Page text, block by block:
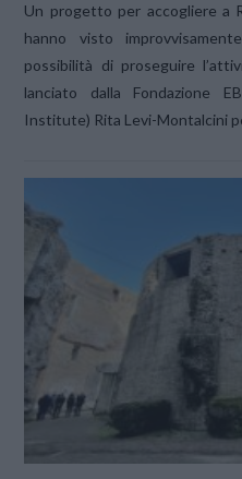
Un progetto per accogliere a
hanno visto
possibilità di proseguire
lanciato dalla Fondazione
Institute) Rita Levi-Montalcini